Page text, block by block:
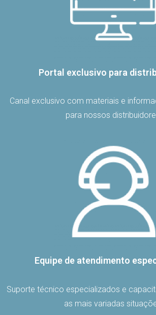
Portal exclusivo para
Canal exclusivo com materiais e
para nossos
Equipe de atendimento
Suporte técnico especializados e
as mais variadas